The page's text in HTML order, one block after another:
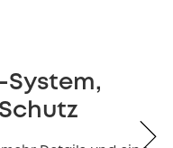
System,